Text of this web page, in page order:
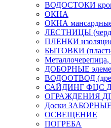
ВОДОСТОКИ
ОКНА
ОКНА
ЛЕСТНИЦЫ
ПЛЕНКИ
БЫТОВКИ
ДОБОРНЫЕ
ВОДООТВОД
САЙДИНГ ФЦС
ОГРАЖДЕНИЯ
Доски ЗАБОРНЫЕ
ОСВЕЩЕНИЕ
ПОГРЕБА